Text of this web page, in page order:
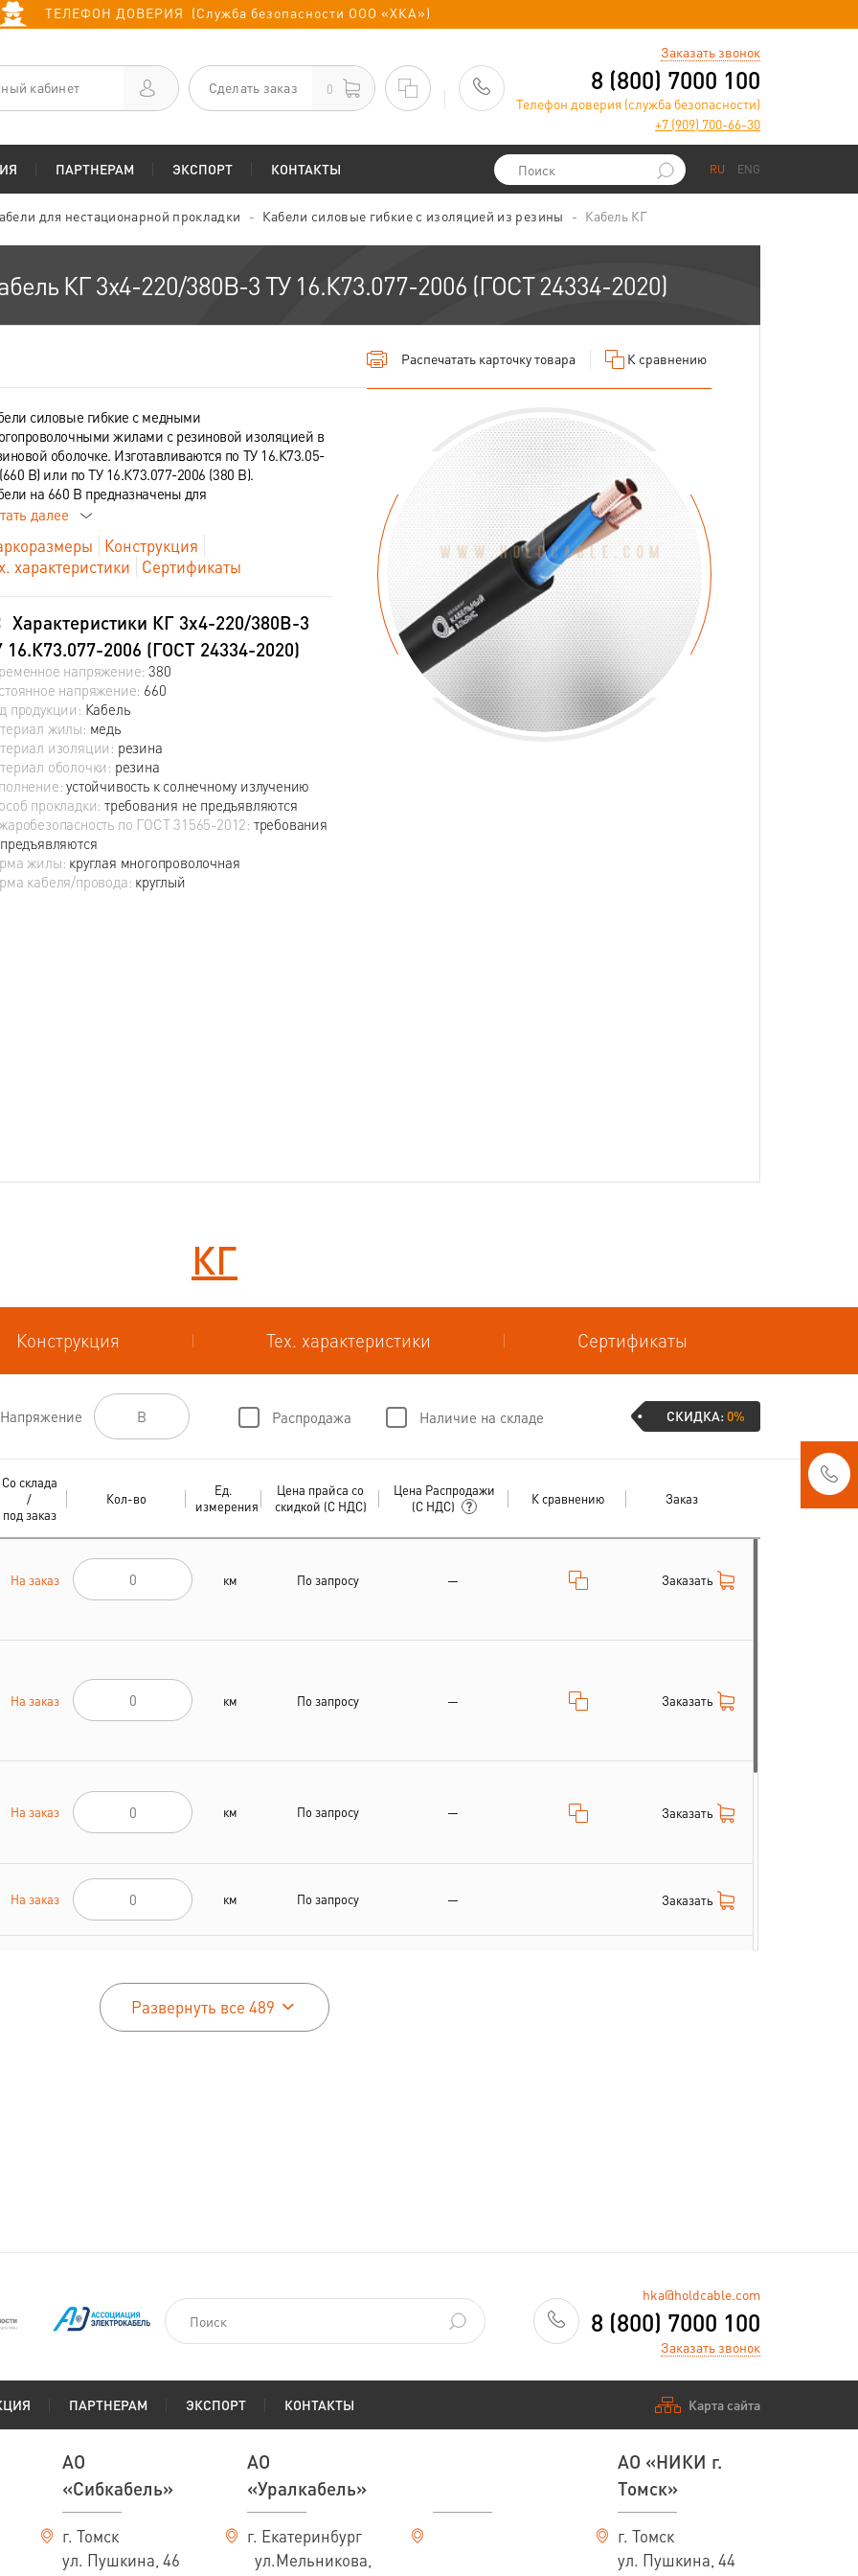
ТЕЛЕФОН ДОВЕРИЯ (Служба безопасности ООО «ХКА»)
кабинет Сделать заказ 0
Заказать звонок
8 (800) 7000 100
Телефон доверия (служба безопасности)
+7 (909) 700-66-30
ПАРТНЕРАМ ЭКСПОРТ КОНТАКТЫ RU ENG
для нестационарной прокладки Кабели силовые гибкие с изоляцией из резины Кабель КГ
КГ 3х4-220/380В-3 ТУ 16.К73.077-2006 (ГОСТ 24334-2020)
Распечатать карточку товара К сравнению
силовые гибкие с медными
жилами с резиновой изоляцией в
оболочке. Изготавливаются по ТУ 16.К73.05-
В) или по ТУ 16.К73.077-2006 (380 В).
на 660 В предназначены для
далее
Конструкция
характеристики
Сертификаты
Характеристики КГ 3х4-220/380В-3
16.К73.077-2006 (ГОСТ 24334-2020)
напряжение: 380
напряжение: 660
продукции: Кабель
жилы: медь
изоляции: резина
оболочки: резина
устойчивость к солнечному излучению
прокладки: требования не предъявляются
по ГОСТ 31565-2012: требования
жилы: круглая многопроволочная
кабеля/провода: круглый
КГ
Конструкция Тех. характеристики Сертификаты
Напряжение Распродажа Наличие на складе СКИДКА:0%
Со склада
/
под заказ
Кол-во
Ед.
измерения
Цена прайса со
скидкой (С НДС)
Цена Распродажи
(С НДС)
К сравнению Заказ
На заказ км По запросу — Заказать
На заказ км По запросу — Заказать
На заказ км По запросу — Заказать
На заказ км По запросу — Заказать
По запросу
Развернуть все 489
hka@holdcable.com
8 (800) 7000 100
Заказать звонок
ПАРТНЕРАМ ЭКСПОРТ КОНТАКТЫ Карта сайта
АО
«Сибкабель»
г. Томск
ул. Пушкина, 46
АО
«Уралкабель»
г. Екатеринбург
ул.Мельникова,
АО «НИКИ г.
Томск»
г. Томск
ул. Пушкина, 44